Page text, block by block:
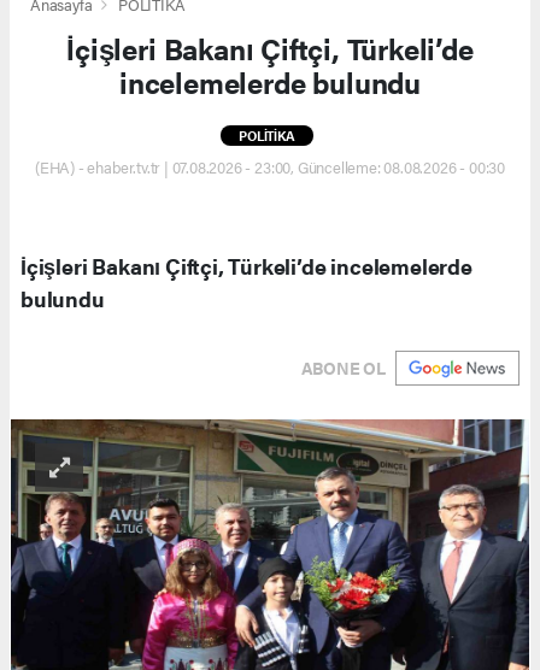
Anasayfa POLİTİKA
İçişleri Bakanı Çiftçi, Türkeli’de
incelemelerde bulundu
POLİTİKA
(EHA) - ehaber.tv.tr | 07.08.2026 - 23:00, Güncelleme: 08.08.2026 - 00:30
İçişleri Bakanı Çiftçi, Türkeli’de incelemelerde
bulundu
ABONE OL